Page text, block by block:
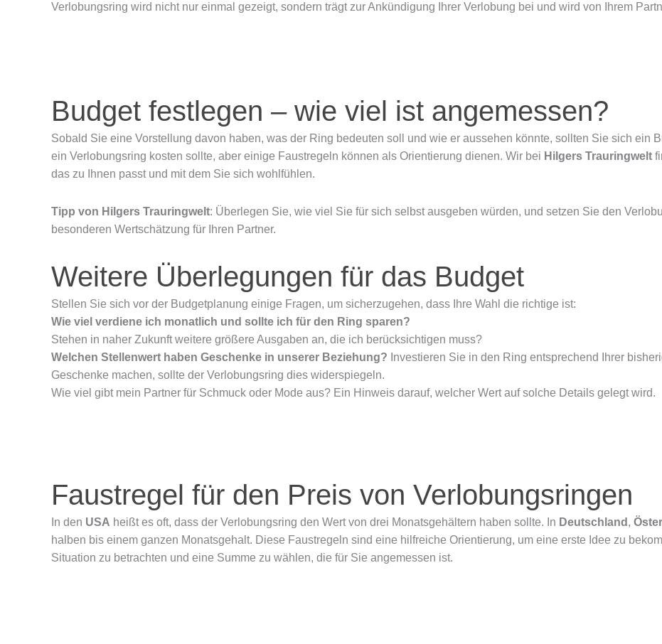
Verlobungsring wird nicht nur einmal gezeigt, sondern trägt zur Ankündigung Ihrer Verlobung bei und wird von Ihrem
Budget festlegen – wie viel ist angemessen?
Sobald Sie eine Vorstellung davon haben, was der Ring bedeuten soll und wie er aussehen könnte, sollten Sie sich ein
ein Verlobungsring kosten sollte, aber einige Faustregeln können als Orientierung dienen. Wir bei Hilgers Trauringwelt
das zu Ihnen passt und mit dem Sie sich wohlfühlen.
Tipp von Hilgers Trauringwelt: Überlegen Sie, wie viel Sie für sich selbst ausgeben würden, und setzen Sie den
besonderen Wertschätzung für Ihren Partner.
Weitere Überlegungen für das Budget
Stellen Sie sich vor der Budgetplanung einige Fragen, um sicherzugehen, dass Ihre Wahl die richtige ist:
Wie viel verdiene ich monatlich und sollte ich für den Ring sparen?
Stehen in naher Zukunft weitere größere Ausgaben an, die ich berücksichtigen muss?
Welchen Stellenwert haben Geschenke in unserer Beziehung? Investieren Sie in den Ring entsprechend Ihrer
Geschenke machen, sollte der Verlobungsring dies widerspiegeln.
Wie viel gibt mein Partner für Schmuck oder Mode aus? Ein Hinweis darauf, welcher Wert auf solche Details gelegt wird.
Faustregel für den Preis von Verlobungsringen
In den USA heißt es oft, dass der Verlobungsring den Wert von drei Monatsgehältern haben sollte. In Deutschland ,
halben bis einem ganzen Monatsgehalt. Diese Faustregeln sind eine hilfreiche Orientierung, um eine erste Idee zu
Situation zu betrachten und eine Summe zu wählen, die für Sie angemessen ist.